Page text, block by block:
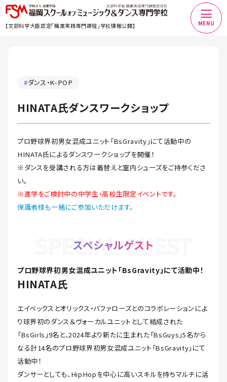
【文部科学大臣認定「職業実践専門課程」学校情報公開】 MENU
#ダンス・K-POP
HINATA氏ダンスワークショップ
プロ野球界初男女混成ユニット「BsGravity」にて活動中の
HINATA氏によるダンスワークショップを開催！
※ダンスを受講される方は着替えと室内シューズをご持参くださ
い。
※進学をご検討中の中学生・高校生限定イベントです。
保護者様も一緒にご参加いただけます。
SPECIAL GUEST
スペシャルゲスト
プロ野球界初男女混成ユニット「BsGravity」にて活動中！
HINATA氏
エイベックスとオリックス・バファローズとのコラボレーションによ
り球界初のダンス＆ヴォーカルユニットとして結成された
「BsGirls」9名と、2024年より新たに生まれた「BsGuys」5名から
なる計14名のプロ野球界初男女混成ユニット「BsGravity」にて
活動中！
ダンサーとしても、HipHopを中心に高いスキルを持ちマルチに活